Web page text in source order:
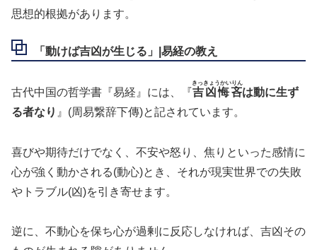
思想的根拠があります。
「動けば吉凶が生じる」|易経の教え
古代中国の哲学書『易経』には、『吉凶悔吝
きっきょうかいりん
は動に生ず
る者なり 』(周易繋辞下傳)と記されています。
喜びや期待だけでなく、不安や怒り、焦りといった感情に
心が強く動かされる(動心)とき、それが現実世界での失敗
やトラブル(凶)を引き寄せます。
逆に、不動心を保ち心が過剰に反応しなければ、吉凶その